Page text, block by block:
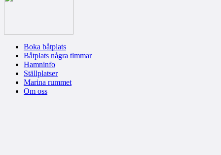
Boka båtplats
Båtplats några timmar
Hamninfo
Ställplatser
Marina rummet
Om oss